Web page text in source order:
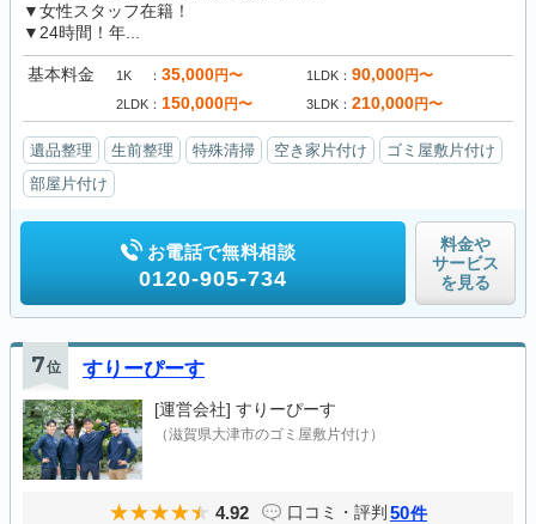
▼女性スタッフ在籍！
▼24時間！年...
基本料金 1K 35,000円〜 1LDK 90,000円〜
2LDK 150,000円〜 3LDK 210,000円〜
遺品整理 生前整理 特殊清掃 空き家片付け
ゴミ屋敷片付け
部屋片付け
お電話で無料相談
0120-905-734
料金や
サービス
を見る
7位 すりーぴーす
[運営会社] すりーぴーす
（滋賀県大津市のゴミ屋敷片付け）
4.92 口コミ・評判 50件